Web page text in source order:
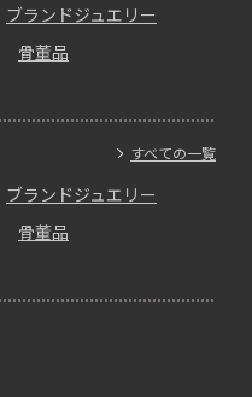
ブランドジュエリー
骨董品
すべての一覧
ブランドジュエリー
骨董品